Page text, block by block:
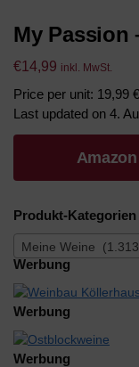
My Passion
€14,99 inkl. MwSt.
Price per unit: 19,99
Last updated on 4.
Produkt-Kategorien
Meine Weine
Werbung
Werbung
Werbung